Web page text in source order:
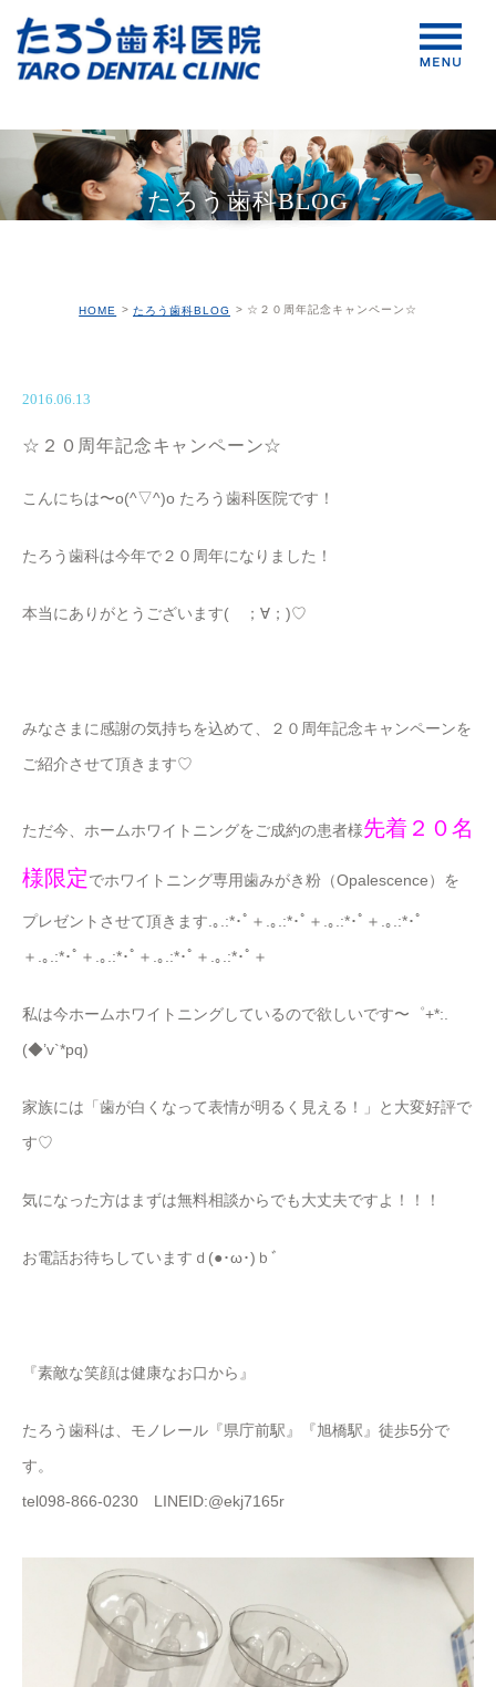
たろう歯科BLOG
HOME たろう歯科BLOG ☆２０周年記念キャンペーン☆
2016.06.13
☆２０周年記念キャンペーン☆
こんにちは〜o(^▽^)o たろう歯科医院です！
たろう歯科は今年で２０周年になりました！
本当にありがとうございます( ；∀；)♡
みなさまに感謝の気持ちを込めて、２０周年記念キャンペーンを
ご紹介させて頂きます♡
ただ今、ホームホワイトニングをご成約の患者様先着２０名
様限定でホワイトニング専用歯みがき粉（Opalescence）を
プレゼントさせて頂きます.｡.:*･ﾟ＋.｡.:*･ﾟ＋.｡.:*･ﾟ＋.｡.:*･ﾟ
＋.｡.:*･ﾟ＋.｡.:*･ﾟ＋.｡.:*･ﾟ＋.｡.:*･ﾟ＋
私は今ホームホワイトニングしているので欲しいです〜゜+*:.
(◆’v`*pq)
家族には「歯が白くなって表情が明るく見える！」と大変好評で
す♡
気になった方はまずは無料相談からでも大丈夫ですよ！！！
お電話お待ちしていますｄ(●･ω･)ｂﾞ
『素敵な笑顔は健康なお口から』
たろう歯科は、モノレール『県庁前駅』『旭橋駅』徒歩5分で
す。
tel098-866-0230 LINEID:@ekj7165r